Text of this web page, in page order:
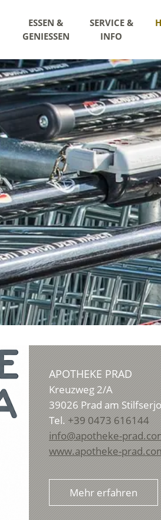
ESSEN &
GENIESSEN
SERVICE &
INFO
APOTHEKE PRAD
Kreuzweg 2/A
39026 Prad am
Tel. +39 0473 616144
info@apotheke-
www.apotheke-
Mehr erfahren